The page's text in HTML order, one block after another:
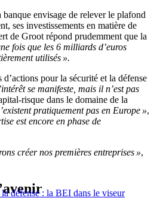
envisage de relever le plafond
ses investissements en matière de
de Groot répond prudemment que la
fois que les 6 milliards d’euros
utilisés ».
pour la sécurité et la défense
se manifeste, mais il n’est pas
risque dans le domaine de la
pratiquement pas en Europe »,
est encore en phase de
créer nos premières entreprises »,
la défense : la BEI dans le viseur